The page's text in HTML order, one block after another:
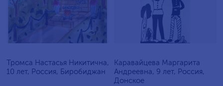
Тромса Настасья Никитична,
10 лет, Россия, Биробиджан
Каравайцева Маргарита
Андреевна, 9 лет, Россия,
Донское